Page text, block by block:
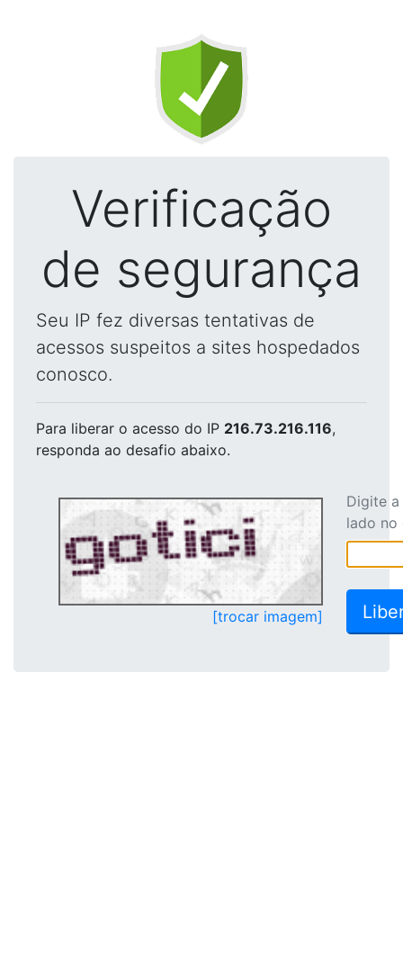
Verificação
de segurança
Seu IP fez diversas tentativas de
acessos suspeitos a sites hospedados
conosco.
Para liberar o acesso do IP 216.73.216.116,
responda ao desafio abaixo.
[trocar imagem]
Digite
lado no